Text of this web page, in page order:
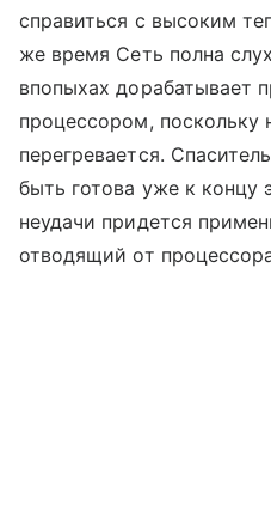
справиться с высоким
же время Сеть полна
впопыхах дорабатывает
процессором, поскольку
перегревается.
быть готова уже к концу
неудачи придется
отводящий от